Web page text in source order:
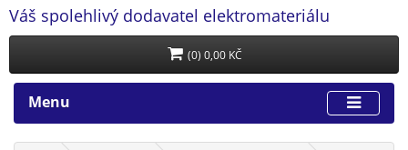
Váš spolehlivý dodavatel elektromateriálu
(0) 0,00 KČ
Menu